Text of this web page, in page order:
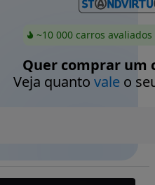
~10 000 carros
Quer comprar um
Veja quanto valeo